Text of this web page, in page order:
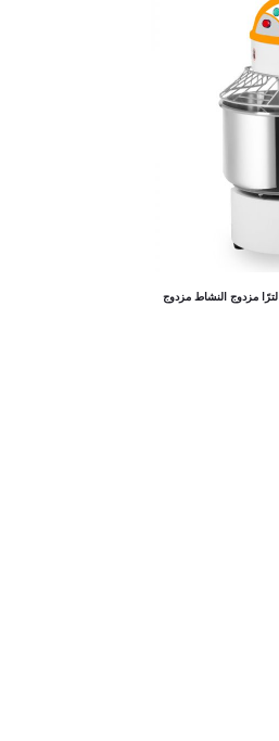
خلاط العجين DH40A سعة 16 كجم 40 لترًا مزدوج النشاط مزدوج